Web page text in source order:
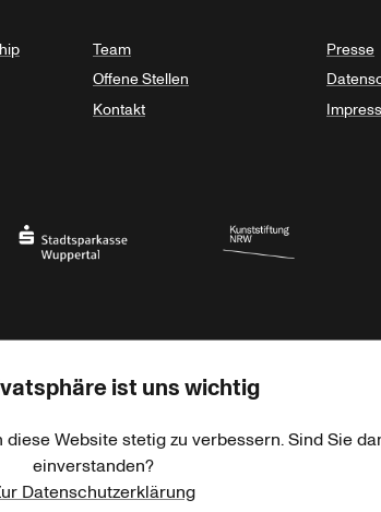
Team
Offene Stellen
Kontakt
Presse
der Kulturen der Welt Goethe-Institut
ist uns wichtig
Website stetig zu verbessern. Sind Sie
einverstanden?
Datenschutzerklärung